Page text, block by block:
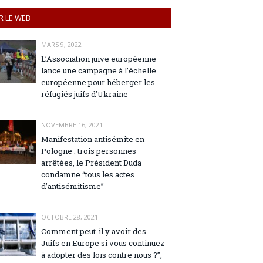
LE WEB
MARS 9, 2022
L’Association juive européenne
lance une campagne à l’échelle
européenne pour héberger les
réfugiés juifs d’Ukraine
NOVEMBRE 16, 2021
Manifestation antisémite en
Pologne : trois personnes
arrêtées, le Président Duda
condamne “tous les actes
d’antisémitisme”
OCTOBRE 28, 2021
Comment peut-il y avoir des
Juifs en Europe si vous continuez
à adopter des lois contre nous ?”,